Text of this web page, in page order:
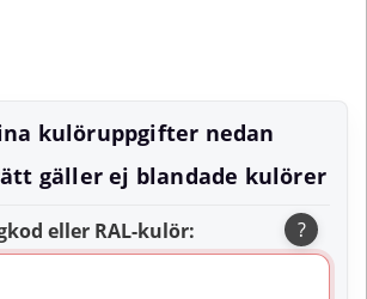
kulöruppgifter nedan
gäller ej blandade kulörer
eller RAL-kulör: ?